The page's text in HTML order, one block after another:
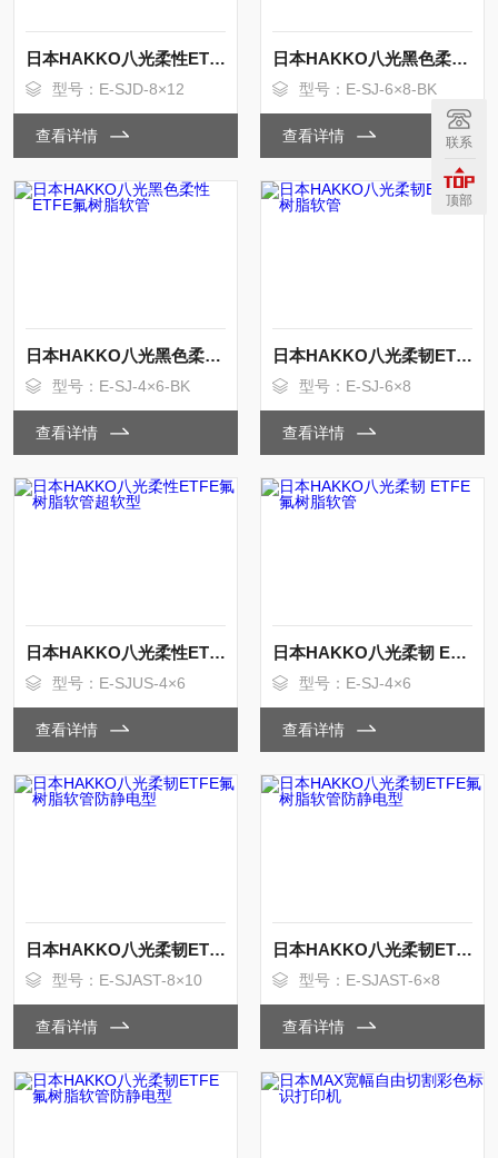
日本HAKKO八光柔性ETFE氟树脂软管静电消散
型号：E-SJD-8×12
查看详情
日本HAKKO八光黑色柔性ETFE氟树脂软管
型号：E-SJ-6×8-BK
查看详情
日本HAKKO八光黑色柔性ETFE氟树脂软管
型号：E-SJ-4×6-BK
查看详情
日本HAKKO八光柔韧ETFE氟树脂软管
型号：E-SJ-6×8
查看详情
日本HAKKO八光柔性ETFE氟树脂软管超软型
型号：E-SJUS-4×6
查看详情
日本HAKKO八光柔韧 ETFE 氟树脂软管
型号：E-SJ-4×6
查看详情
日本HAKKO八光柔韧ETFE氟树脂软管防静电型
型号：E-SJAST-8×10
查看详情
日本HAKKO八光柔韧ETFE氟树脂软管防静电型
型号：E-SJAST-6×8
查看详情
联系
顶部